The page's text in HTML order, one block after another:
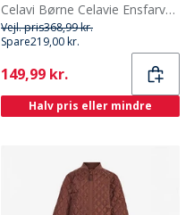
Celavi Børne Celavie Ensfarvet PU Basis Regntøjs Sæt Baked Apple
Vejl. pris368,99 kr.
Spare219,00 kr.
Current
149,99 kr.
Halv pris eller mindre